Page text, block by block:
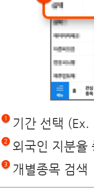
1 기간 선택
2 외국인 지분율
3 개별종목 검색